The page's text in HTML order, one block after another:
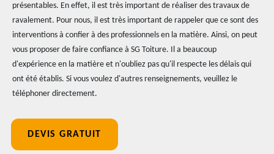
présentables. En effet, il est très important de réaliser des travaux de
ravalement. Pour nous, il est très important de rappeler que ce sont des
interventions à confier à des professionnels en la matière. Ainsi, on peut
vous proposer de faire confiance à SG Toiture. Il a beaucoup
d'expérience en la matière et n'oubliez pas qu'il respecte les délais qui
ont été établis. Si vous voulez d'autres renseignements, veuillez le
téléphoner directement.
DEVIS GRATUIT